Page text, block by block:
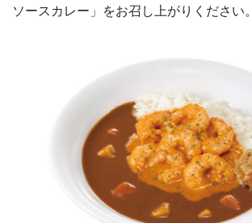
ソースカレー」をお召し上がりください。